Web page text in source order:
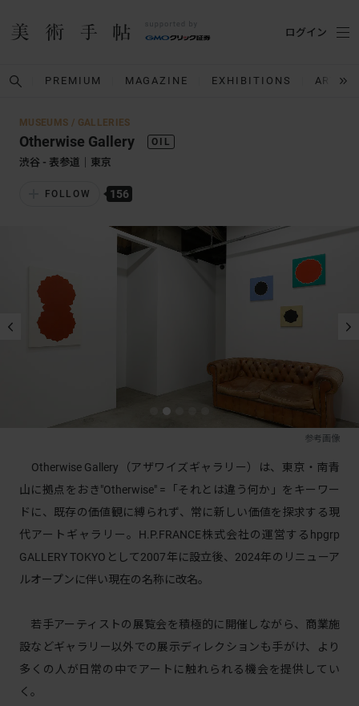
PREMIUM MAGAZINE EXHIBITIONS
ログイン
MUSEUMS / GALLERIES
Otherwise Gallery
渋谷 - 表参道｜東京
FOLLOW 156
参考画像
Otherwise Gallery（アザワイズギャラリー）は、東京・南青
山に拠点をおき"Otherwise" =「それとは違う何か」をキーワー
ドに、既存の価値観に縛られず、常に新しい価値を探求する現
代アートギャラリー。H.P.FRANCE株式会社の運営するhpgrp
GALLERY TOKYOとして2007年に設立後、2024年のリニューア
ルオープンに伴い現在の名称に改名。
若手アーティストの展覧会を積極的に開催しながら、商業施
設などギャラリー以外での展示ディレクションも手がけ、より
多くの人が日常の中でアートに触れられる機会を提供してい
く。